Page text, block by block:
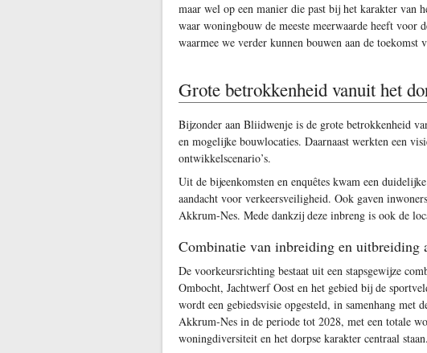
maar wel op een manier die past bij het karakter van
waar woningbouw de meeste meerwaarde heeft
waarmee we verder kunnen bouwen aan de toekomst
Grote betrokkenheid vanuit het
Bijzonder aan Bliidwenje is de grote betrokkenheid
en mogelijke bouwlocaties. Daarnaast werkten een
ontwikkelscenario’s.
Uit de bijeenkomsten en enquêtes kwam een
aandacht voor verkeersveiligheid. Ook gaven
Akkrum-Nes. Mede dankzij deze inbreng is ook de
Combinatie van inbreiding en uitbreiding
De voorkeursrichting bestaat uit een stapsgewijze
Ombocht, Jachtwerf Oost en het gebied bij de
wordt een gebiedsvisie opgesteld, in samenhang
Akkrum-Nes in de periode tot 2028, met een totale
woningdiversiteit en het dorpse karakter centraal staan.